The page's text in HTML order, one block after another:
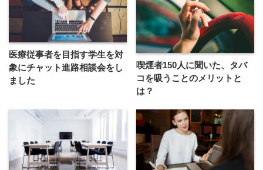
医療従事者を目指す学生を対
象にチャット進路相談会をし
ました
喫煙者150人に聞いた、タバ
コを吸うことのメリットと
は？